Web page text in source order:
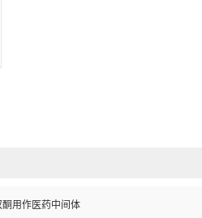
用作医药中间体